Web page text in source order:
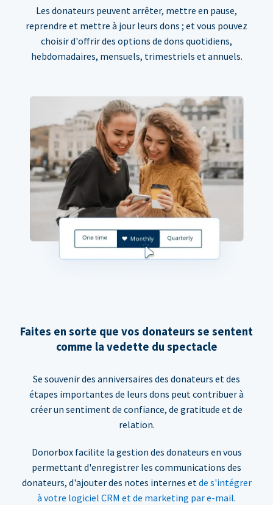
Les donateurs peuvent arrêter, mettre en pause,
reprendre et mettre à jour leurs dons ; et vous pouvez
choisir d'offrir des options de dons quotidiens,
hebdomadaires, mensuels, trimestriels et annuels.
Faites en sorte que vos donateurs se sentent
comme la vedette du spectacle
Se souvenir des anniversaires des donateurs et des
étapes importantes de leurs dons peut contribuer à
créer un sentiment de confiance, de gratitude et de
relation.
Donorbox facilite la gestion des donateurs en vous
permettant d'enregistrer les communications des
donateurs, d'ajouter des notes internes etde s'intégrer
à votre logiciel CRM et de marketing par e-mail.